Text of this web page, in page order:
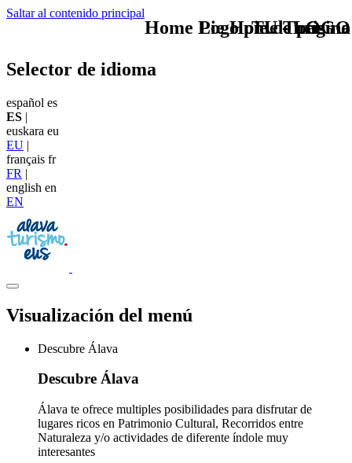
Saltar al contenido principal
TU - LOGO
Selector de idioma
español es
ES |
euskara eu
EU |
français fr
FR |
english en
EN
Visualización del menú
Descubre Álava
Descubre Álava
Álava te ofrece multiples posibilidades para disfrutar de
lugares ricos en Patrimonio Cultural, Recorridos entre
Naturaleza y/o actividades de diferente índole muy
interesantes
Home Logo pie de página
Pie Home Turismo